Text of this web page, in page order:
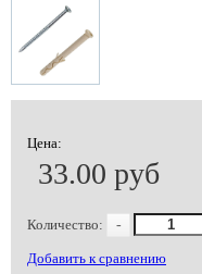
Цена:
33.00 руб
Количество: -
Добавить к сравнению